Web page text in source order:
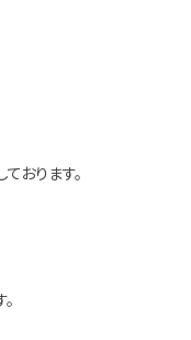
おります。